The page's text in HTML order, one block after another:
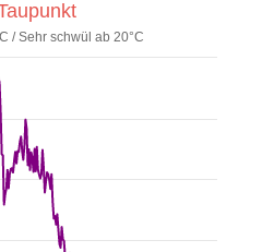
/ Sehr schwül ab 20°C